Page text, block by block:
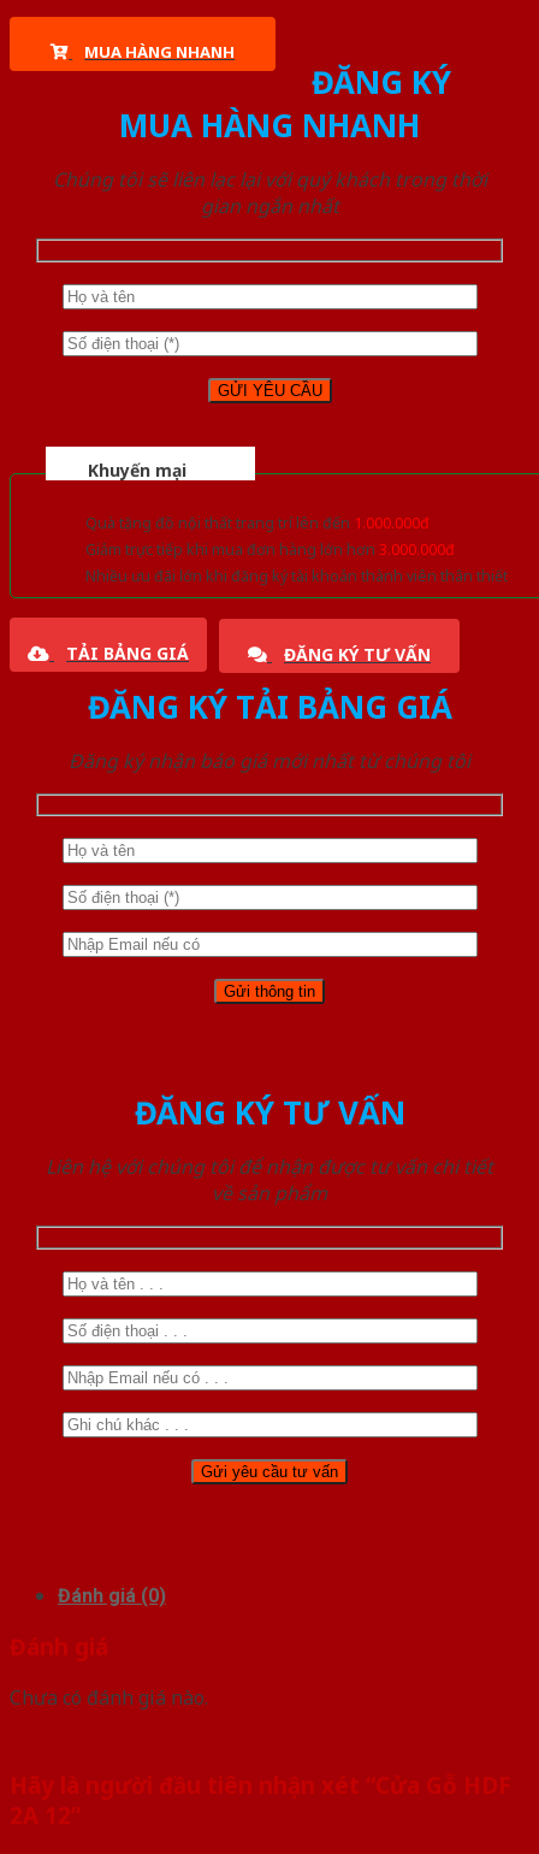
MUA HÀNG NHANH
ĐĂNG KÝ
MUA HÀNG NHANH
Chúng tôi sẽ liên lạc lại với quý khách trong thời
gian ngắn nhất
Khuyến mại
Quà tặng đồ nội thất trang trí lên đến 1.000.000đ
Giảm trực tiếp khi mua đơn hàng lớn hơn 3.000.000đ
Nhiều ưu đãi lớn khi đăng ký tài khoản thành viên thân thiết
TẢI BẢNG GIÁ ĐĂNG KÝ TƯ VẤN
ĐĂNG KÝ TẢI BẢNG GIÁ
Đăng ký nhận báo giá mới nhất từ chúng tôi
ĐĂNG KÝ TƯ VẤN
Liên hệ với chúng tôi để nhận được tư vấn chi tiết
về sản phẩm
Đánh giá (0)
Đánh giá
Chưa có đánh giá nào.
Hãy là người đầu tiên nhận xét “Cửa Gỗ HDF
2A 12”